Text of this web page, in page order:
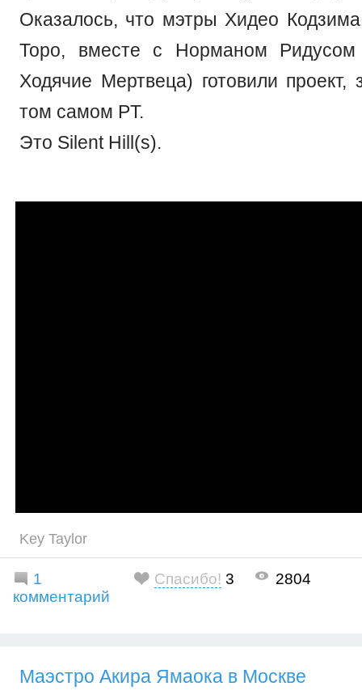
Оказалось, что мэтры Хидео
Торо, вместе с Норманом Ридусом
Ходячие Мертвеца) готовили
том самом PT.
Это Silent Hill(s).
Key Taylor
1
комментарий
Спасибо! 3 2804
Маэстро Акира Ямаока в Москве